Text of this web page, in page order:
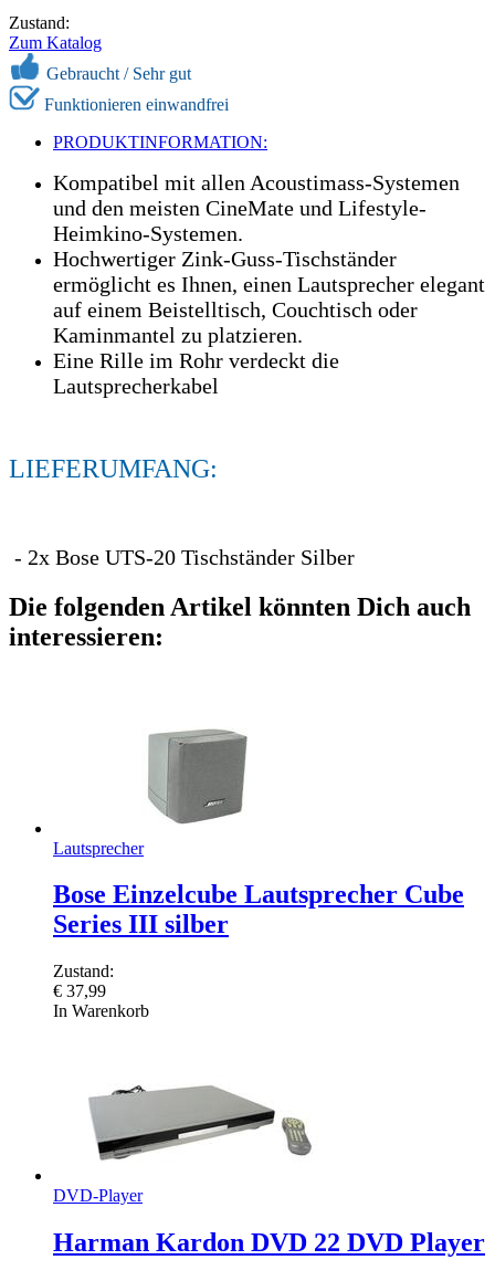
Zustand:
Zum Katalog
Gebraucht / Sehr gut
Funktionieren einwandfrei
PRODUKTINFORMATION:
Kompatibel mit allen Acoustimass-Systemen
und den meisten CineMate und Lifestyle-
Heimkino-Systemen.
Hochwertiger Zink-Guss-Tischständer
ermöglicht es Ihnen, einen Lautsprecher elegant
auf einem Beistelltisch, Couchtisch oder
Kaminmantel zu platzieren.
Eine Rille im Rohr verdeckt die
Lautsprecherkabel
LIEFERUMFANG:
- 2x Bose UTS-20 Tischständer Silber
Die folgenden Artikel könnten Dich auch
interessieren:
Lautsprecher
Bose Einzelcube Lautsprecher Cube
Series III silber
Zustand:
€ 37,99
In Warenkorb
DVD-Player
Harman Kardon DVD 22 DVD Player